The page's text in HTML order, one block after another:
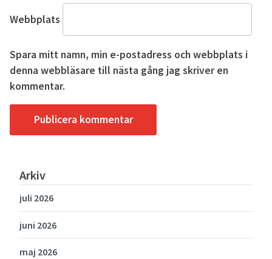
Webbplats
Spara mitt namn, min e-postadress och webbplats i
denna webbläsare till nästa gång jag skriver en
kommentar.
Arkiv
juli 2026
juni 2026
maj 2026